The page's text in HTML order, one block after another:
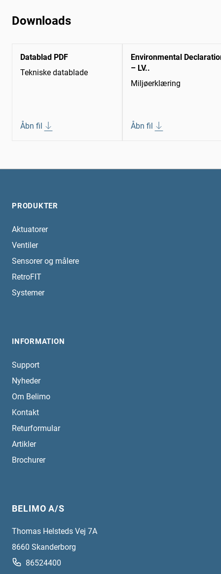
Downloads
Datablad PDF
Tekniske datablade
Åbn fil
Environmental
– LV..
Miljøerklæring
Åbn fil
PRODUKTER
Aktuatorer
Ventiler
Sensorer og målere
RetroFIT
Systemer
INFORMATION
Support
Nyheder
Om Belimo
Kontakt
Returformular
Artikler
Brochurer
BELIMO A/S
Thomas Helsteds Vej 7A
8660 Skanderborg
86524400